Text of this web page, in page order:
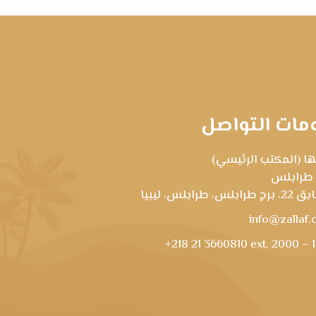
التواصل
(المكتب الرئيسي)
طرابلس
طرابلس، ليبيا
+218 21 3660810 ext. 2000 –